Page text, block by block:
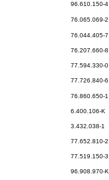
96.610.150-4
76.065.069-2
76.044.405-7
76.207.660-8
77.594.330-0
77.726.840-6
76.860.650-1
6.400.106-K
3.432.038-1
77.652.810-2
77.519.150-3
96.908.970-K